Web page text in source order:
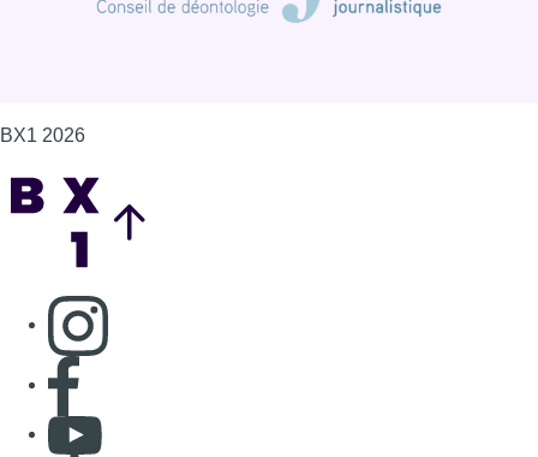
BX1 2026
Consulter page Instagram
Consulter page Facebook
Consulter Youtube